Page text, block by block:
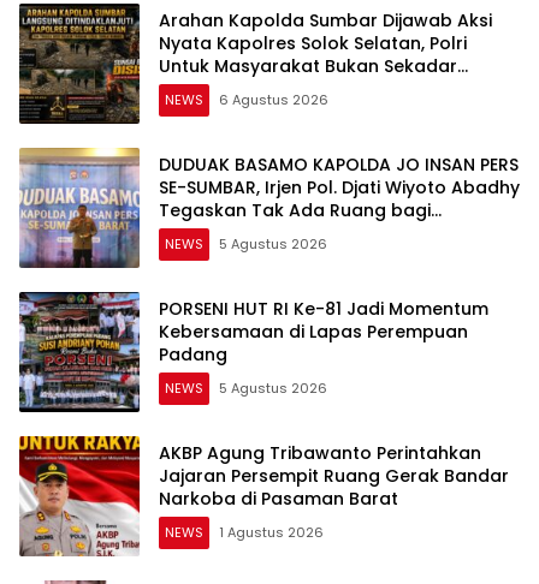
Arahan Kapolda Sumbar Dijawab Aksi
Nyata Kapolres Solok Selatan, Polri
Untuk Masyarakat Bukan Sekadar
Slogan
NEWS 6 Agustus 2026
DUDUAK BASAMO KAPOLDA JO INSAN PERS
SE-SUMBAR, Irjen Pol. Djati Wiyoto Abadhy
Tegaskan Tak Ada Ruang bagi
Pelanggar Hukum di Internal Polri
NEWS 5 Agustus 2026
PORSENI HUT RI Ke-81 Jadi Momentum
Kebersamaan di Lapas Perempuan
Padang
NEWS 5 Agustus 2026
AKBP Agung Tribawanto Perintahkan
Jajaran Persempit Ruang Gerak Bandar
Narkoba di Pasaman Barat
NEWS 1 Agustus 2026